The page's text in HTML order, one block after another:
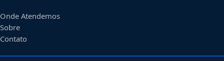
Onde Atendemos
Sobre
Contato